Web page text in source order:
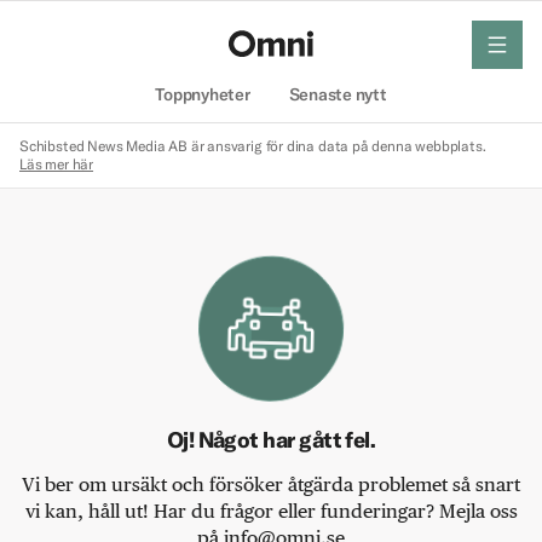
Toppnyheter Senaste nytt
meny
Schibsted News Media AB är ansvarig för dina data på denna webbplats.
Läs mer här
Oj! Något har gått fel.
Vi ber om ursäkt och försöker åtgärda problemet så snart
vi kan, håll ut! Har du frågor eller funderingar? Mejla oss